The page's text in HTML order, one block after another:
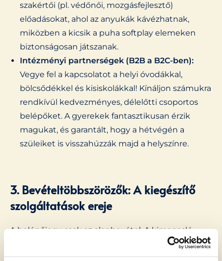
szakértői (pl. védőnői, mozgásfejlesztő)
előadásokat, ahol az anyukák kávézhatnak,
miközben a kicsik a puha softplay elemeken
biztonságosan játszanak.
Intézményi partnerségek (B2B a B2C-ben):
Vegye fel a kapcsolatot a helyi óvodákkal,
bölcsődékkel és kisiskolákkal! Kínáljon számukra
rendkívül kedvezményes, délelőtti csoportos
belépőket. A gyerekek fantasztikusan érzik
magukat, és garantált, hogy a hétvégén a
szüleiket is visszahúzzák majd a helyszínre.
3. Bevételtöbbszörözők: A kiegészítő
szolgáltatások ereje
A belépőjegy csak az alapbevétel. A kimagasló
megtérülést a kiegészítő (upsell) szolgáltatások
biztosítják.